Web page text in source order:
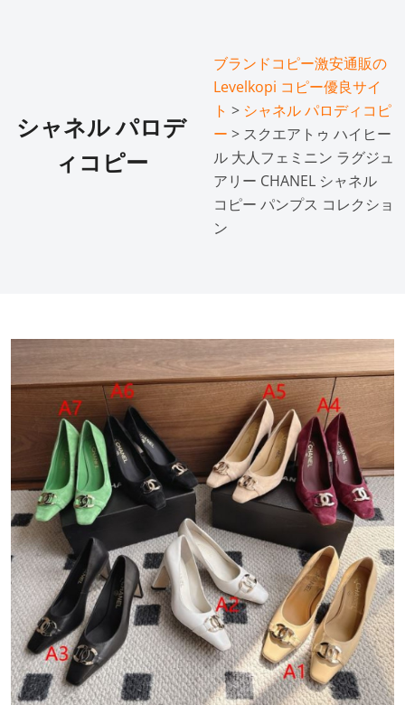
シャネル パロデ
ィコピー
ブランドコピー激安通販の
Levelkopi コピー優良サイ
ト > シャネル パロディコピ
ー > スクエアトゥ ハイヒー
ル 大人フェミニン ラグジュ
アリー CHANEL シャネル
コピー パンプス コレクショ
ン